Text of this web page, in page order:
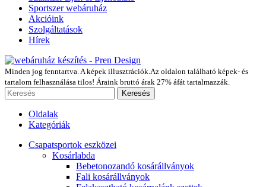
Sportszer webáruház
Akcióink
Szolgáltatások
Hírek
Minden jog fenntartva. A képek illusztrációk.Az oldalon található képek- és
tartalom felhasználása tilos! Áraink bruttó árak 27% áfát tartalmazzák.
Keresés
Oldalak
Kategóriák
Csapatsportok eszközei
Kosárlabda
Bebetonozandó kosárállványok
Fali kosárállványok